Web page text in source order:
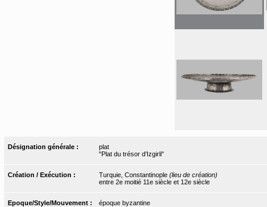
Désignation générale :
plat
"Plat du trésor d'Izgirli"
Création / Exécution : Turquie, Constantinople (lieu de création)
entre 2e moitié 11e siècle et 12e siècle
Epoque/Style/Mouvement : époque byzantine